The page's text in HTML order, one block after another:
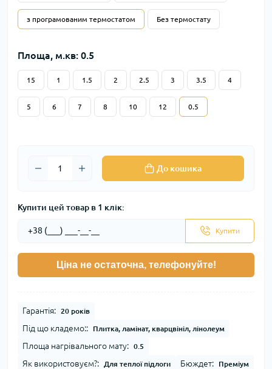
з програмованим термостатом Без термостату
Площа, м.кв: 0.5
15 1 1.5 2 2.5 3 3.5 4
5 6 7 8 10 12 0.5
До кошика
Купити цей товар в 1 клік:
Купити
Ціна не остаточна, телефонуйте!
Гарантія: 20 років
Під що кладемо:: Плитка, ламінат, кварцвініл, лінолеум
Площа нагрівального мату: 0.5
Як використовуєм?: Для теплої підлоги Бюждет: Преміум